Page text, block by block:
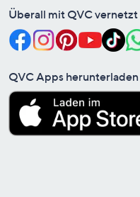
Überall mit QVC vernetzt
QVC Apps herunterladen